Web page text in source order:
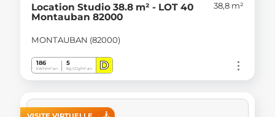
Location Studio 38.8 m² - LOT 40
Montauban 82000
38,8 m²
MONTAUBAN (82000)
186
kWh/m².an
5
Kg CO2/m².an D